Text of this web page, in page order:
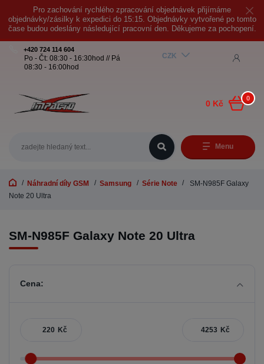
Pro zachování rychlého zpracování objednávek přijímáme
objednávky/zásilky k expedici do 15:15. Objednávky vytvořené po tomto
čase budou odeslány následující pracovní den. Děkujeme za pochopení.
Menu
CZK
+420 724 114 604
Po - Čt: 08:30 - 16:30hod // Pá
08:30 - 16:00hod
0
0 Kč
Náhradní díly GSM Samsung Série Note
SM-N985F Galaxy
Note 20 Ultra
SM-N985F Galaxy Note 20 Ultra
Cena:
Kč Kč